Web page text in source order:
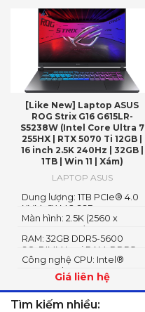
[Like New] Laptop ASUS
ROG Strix G16 G615LR-
S5238W (Intel Core Ultra 7
255HX | RTX 5070 Ti 12GB |
16 inch 2.5K 240Hz | 32GB |
1TB | Win 11 | Xám)
LAPTOP ASUS
Giá liên hệ
Công nghệ CPU: Intel®
Core™ Ultra 7 Processor
255HX 2.4 GHz (30MB
Cache, up to 5.2 GHz, 20
cores, 20 Threads); Intel®
RAM: 32GB DDR5-5600
SO-DIMM Loại RAM: DDR5
Màn hình: 2.5K (2560 x
1600, WQXGA) 16:10 aspect
ratio
Dung lượng: 1TB PCIe® 4.0
NVMe™ M.2 SSD
Tìm kiếm nhiều: